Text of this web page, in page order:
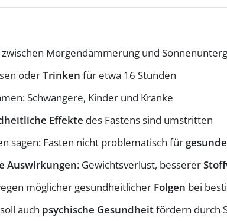
zwischen Morgendämmerung und
oderTrinken für etwa 16 Stunden
Schwangere, Kinder und Kranke
Effekte des Fastens sind umstritten
sagen: Fasten nicht problematisch für
Auswirkungen: Gewichtsverlust, besserer
möglicher gesundheitlicher Folgen bei
auch psychische Gesundheitfördern durch